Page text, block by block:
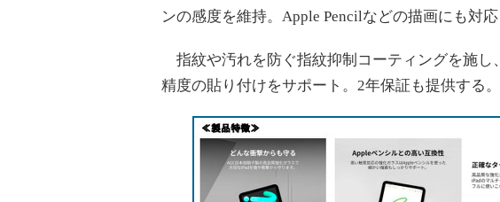
ンの感度を維持。Apple Pencilなどの描画にも対
指紋や汚れを防ぐ指紋抑制コーティングを施し
精度の貼り付けをサポート。2年保証も提供する。